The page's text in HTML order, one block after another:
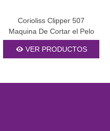
Corioliss Clipper 507
Maquina De Cortar el Pelo
VER PRODUCTOS